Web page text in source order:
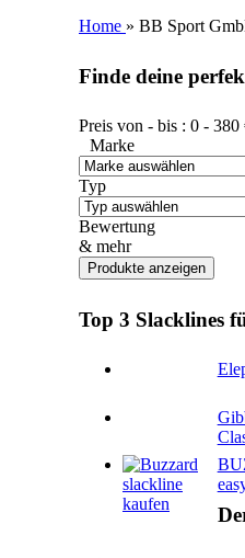
Home » BB Sport
Finde deine
Preis von - bis : 0 - 380
Marke
Typ
Bewertung
& mehr
Top 3 Slacklines